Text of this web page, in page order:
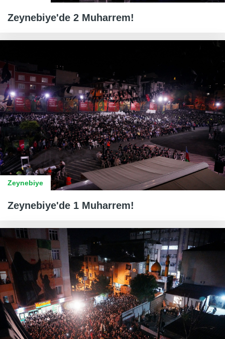
Zeynebiye'de 2 Muharrem!
Zeynebiye
Zeynebiye'de 1 Muharrem!